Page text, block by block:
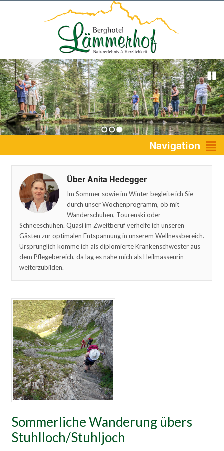
1 2 3 Navigation
Über Anita Hedegger
Im Sommer sowie im Winter begleite ich Sie
durch unser Wochenprogramm, ob mit
Wanderschuhen, Tourenski oder
Schneeschuhen. Quasi im Zweitberuf verhelfe ich unseren
Gästen zur optimalen Entspannung in unserem Wellnessbereich.
Ursprünglich komme ich als diplomierte Krankenschwester aus
dem Pflegebereich, da lag es nahe mich als Heilmasseurin
weiterzubilden.
Sommerliche Wanderung übers
Stuhlloch/Stuhljoch